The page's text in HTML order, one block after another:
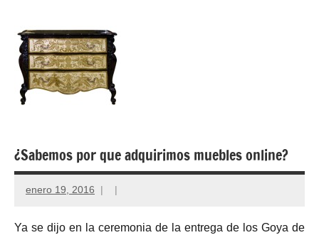
¿Sabemos por que adquirimos muebles online?
enero 19, 2016
Ya se dijo en la ceremonia de la entrega de los Goya de